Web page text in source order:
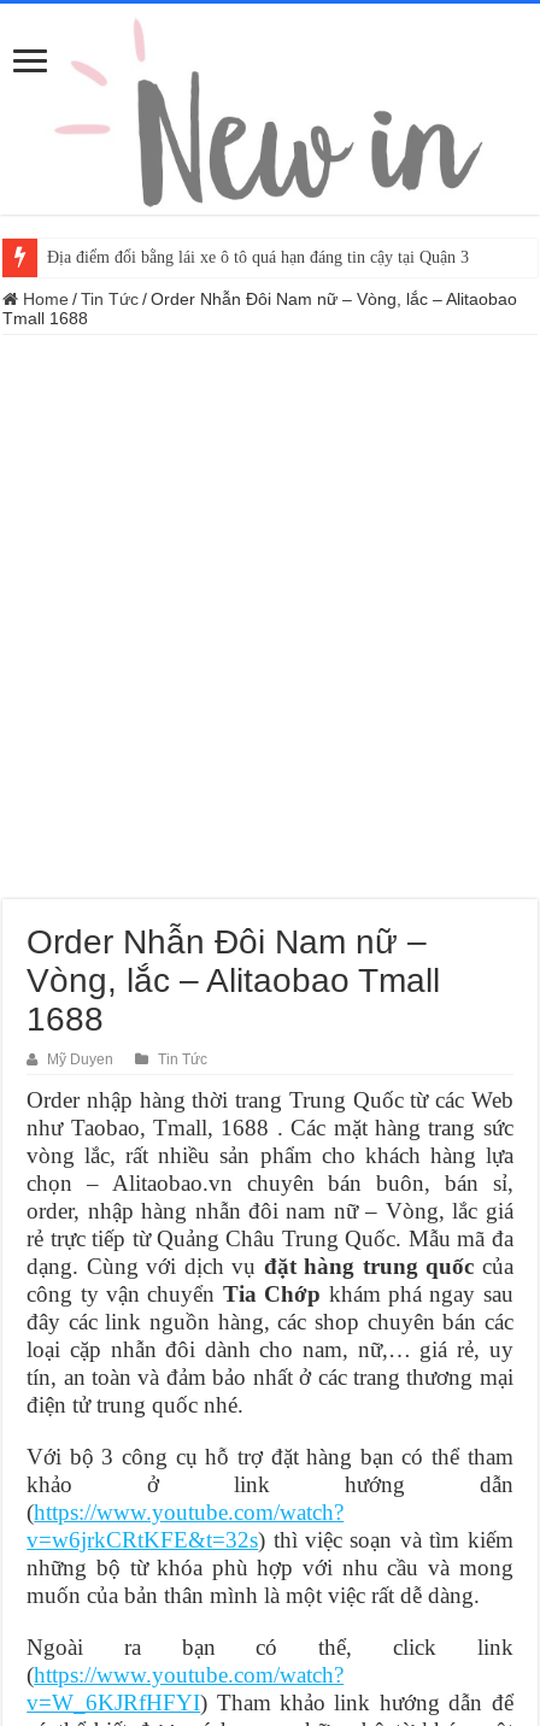
Địa điểm đổi bằng lái xe ô tô quá hạn đáng tin cậy tại Quận 3
Home / Tin Tức / Order Nhẫn Đôi Nam nữ – Vòng, lắc – Alitaobao
Tmall 1688
Order Nhẫn Đôi Nam nữ –
Vòng, lắc – Alitaobao Tmall
1688
Mỹ Duyen Tin Tức
Order nhập hàng thời trang Trung Quốc từ các Web
như Taobao, Tmall, 1688 . Các mặt hàng trang sức
vòng lắc, rất nhiều sản phẩm cho khách hàng lựa
chọn – Alitaobao.vn chuyên bán buôn, bán sỉ,
order, nhập hàng nhẫn đôi nam nữ – Vòng, lắc giá
rẻ trực tiếp từ Quảng Châu Trung Quốc. Mẫu mã đa
dạng. Cùng với dịch vụ đặt hàng trung quốc của
công ty vận chuyển Tia Chớp khám phá ngay sau
đây các link nguồn hàng, các shop chuyên bán các
loại cặp nhẫn đôi dành cho nam, nữ,… giá rẻ, uy
tín, an toàn và đảm bảo nhất ở các trang thương mại
điện tử trung quốc nhé.
Với bộ 3 công cụ hỗ trợ đặt hàng bạn có thể tham
khảo ở link hướng dẫn
(https://www.youtube.com/watch?
v=w6jrkCRtKFE&t=32s) thì việc soạn và tìm kiếm
những bộ từ khóa phù hợp với nhu cầu và mong
muốn của bản thân mình là một việc rất dễ dàng.
Ngoài ra bạn có thể, click link
(https://www.youtube.com/watch?
v=W_6KJRfHFYI) Tham khảo link hướng dẫn để